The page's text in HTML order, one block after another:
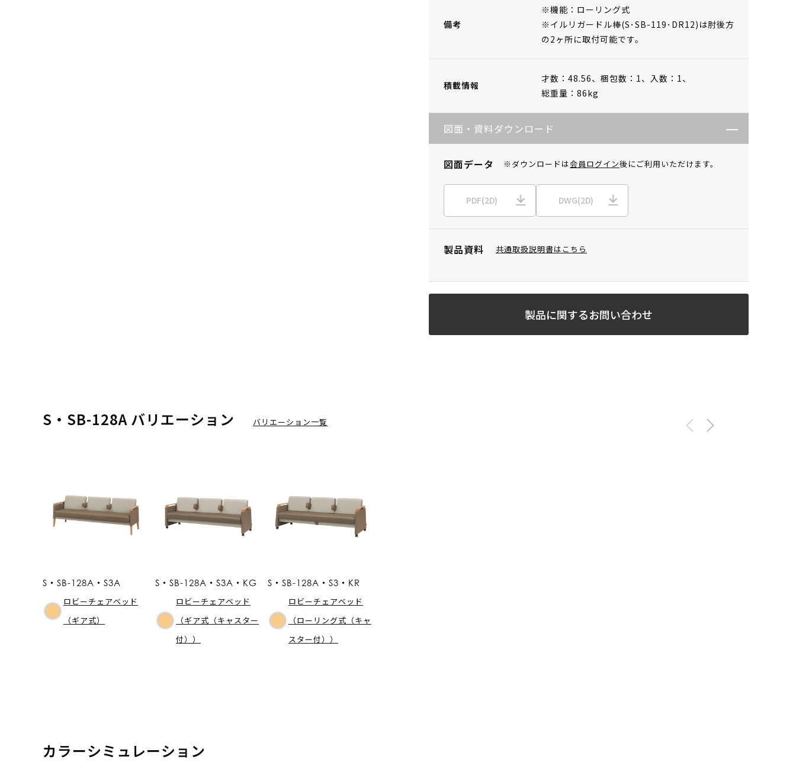
備考
※機能：ローリング式
※イルリガードル棒(S･SB-119･DR12)は肘後方
の2ヶ所に取付可能です。
積載情報
才数：48.56、 梱包数：1、 入数：1、
総重量：86kg
図面・資料ダウンロード
図面データ ※ダウンロードは会員ログイン後にご利用いただけます。
PDF(2D) DWG(2D)
製品資料 共通取扱説明書はこちら
製品に関するお問い合わせ
S・SB-128A バリエーション バリエーション一覧
S・SB-128A・S3A
ロビーチェアベッド
（ギア式）
S・SB-128A・S3A・KG
ロビーチェアベッド
（ギア式（キャスター
付））
S・SB-128A・S3・KR
ロビーチェアベッド
（ローリング式（キャ
スター付））
カラーシミュレーション